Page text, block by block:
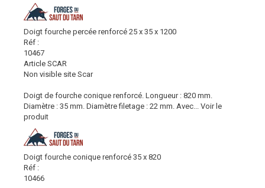
Doigt fourche percée renforcé 25 x 35 x 1200
Réf :
10467
Article SCAR
Non visible site Scar
Doigt de fourche conique renforcé. Longueur : 820 mm.
Diamètre : 35 mm. Diamètre filetage : 22 mm. Avec...
Voir le
produit
Doigt fourche conique renforcé 35 x 820
Réf :
10466